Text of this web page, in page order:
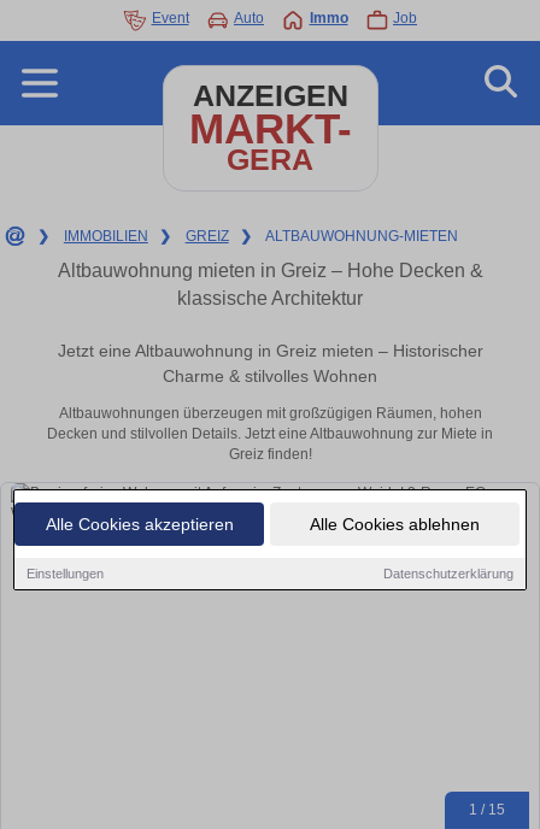
Alle Cookies akzeptieren Alle Cookies ablehnen
Einstellungen Datenschutzerklärung
Event Auto Immo Job
ANZEIGEN
MARKT-
GERA
❯ IMMOBILIEN ❯ GREIZ ❯ ALTBAUWOHNUNG-MIETEN
Altbauwohnung mieten in Greiz – Hohe Decken &
klassische Architektur
Jetzt eine Altbauwohnung in Greiz mieten – Historischer
Charme & stilvolles Wohnen
Altbauwohnungen überzeugen mit großzügigen Räumen, hohen
Decken und stilvollen Details. Jetzt eine Altbauwohnung zur Miete in
Greiz finden!
1 / 15